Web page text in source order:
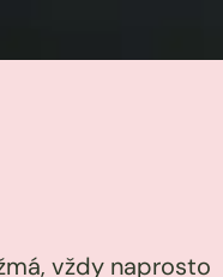
vždy naprosto